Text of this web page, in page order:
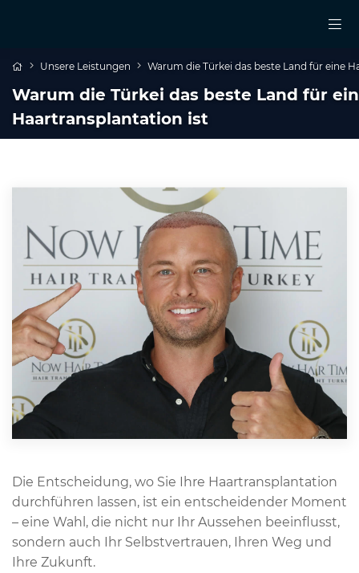
Unsere Leistungen Warum die Türkei das beste Land für eine
Warum die Türkei das beste Land für
Haartransplantation ist
Die Entscheidung, wo Sie Ihre Haartransplantation
durchführen lassen, ist ein entscheidender Moment
– eine Wahl, die nicht nur Ihr Aussehen beeinflusst,
sondern auch Ihr Selbstvertrauen, Ihren Weg und
Ihre Zukunft.